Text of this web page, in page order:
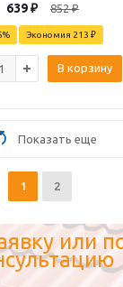
639₽ 852₽
% Экономия 213 ₽
В корзину
Показать еще
1 2
или